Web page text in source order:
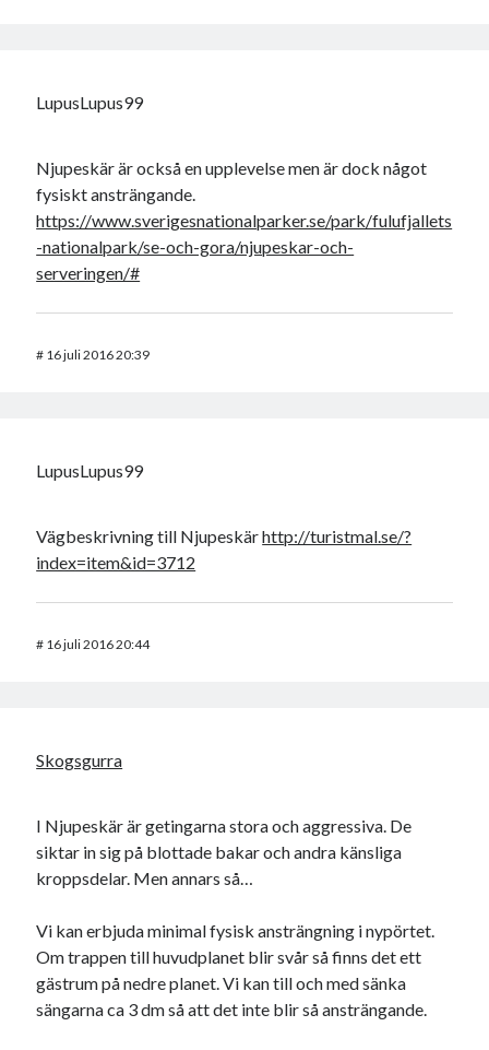
LupusLupus99
Njupeskär är också en upplevelse men är dock något
fysiskt ansträngande.
https://www.sverigesnationalparker.se/park/fulufjallets
-nationalpark/se-och-gora/njupeskar-och-
serveringen/#
# 16 juli 2016 20:39
LupusLupus99
Vägbeskrivning till Njupeskärhttp://turistmal.se/?
index=item&id=3712
# 16 juli 2016 20:44
Skogsgurra
I Njupeskär är getingarna stora och aggressiva. De
siktar in sig på blottade bakar och andra känsliga
kroppsdelar. Men annars så…
Vi kan erbjuda minimal fysisk ansträngning i nypörtet.
Om trappen till huvudplanet blir svår så finns det ett
gästrum på nedre planet. Vi kan till och med sänka
sängarna ca 3 dm så att det inte blir så ansträngande.